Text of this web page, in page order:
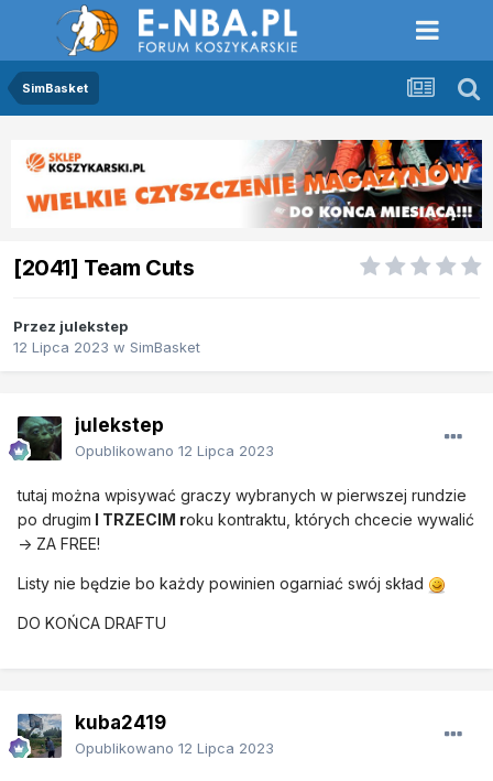
SimBasket
[2041] Team Cuts
Przez julekstep
12 Lipca 2023 w SimBasket
julekstep
Opublikowano 12 Lipca 2023
tutaj można wpisywać graczy wybranych w pierwszej rundzie
po drugim I TRZECIM roku kontraktu, których chcecie wywalić
-> ZA FREE!
Listy nie będzie bo każdy powinien ogarniać swój skład
DO KOŃCA DRAFTU
kuba2419
Opublikowano 12 Lipca 2023